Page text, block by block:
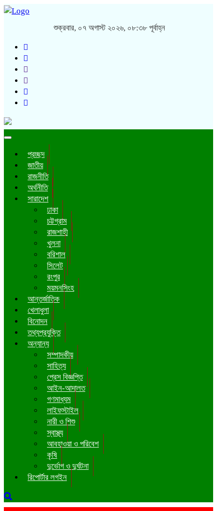
শুক্রবার, ০৭ অগাস্ট ২০২৬, ০৮:৩৮ পূর্বাহ্ন
Toggle
প্রচ্ছদ
জাতীয়
রাজনীতি
অর্থনীতি
সারাদেশ
ঢাকা
চট্টগ্রাম
রাজশাহী
খুলনা
বরিশাল
সিলেট
রংপুর
ময়মনসিংহ
আন্তর্জাতিক
খেলাধুলা
বিনোদন
তথ্যপ্রযুক্তি
অন্যান্য
সম্পাদকীয়
সাহিত্য
প্রেস বিজ্ঞপ্তি
আইন-আদালত
গণমাধ্যম
লাইফস্টাইল
নারী ও শিশু
স্বাস্থ্য
আবহাওয়া ও পরিবেশ
কৃষি
দুর্ভোগ ও দুর্ঘটনা
রিপোর্টার লগইন